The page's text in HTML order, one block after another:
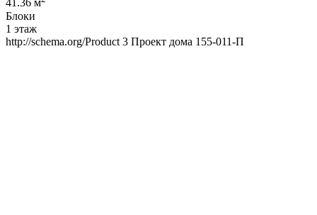
41.36 м
Блоки
1 этаж
http://schema.org/Product 3 Проект дома 155-011-П